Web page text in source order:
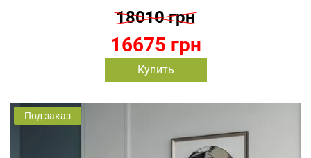
16675 грн
18010 грн
Купить
Под заказ